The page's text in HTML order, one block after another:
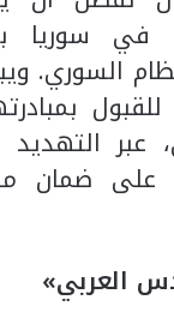
في سوريا
السوري.
عبر التهديد
على ضمان
العربي»